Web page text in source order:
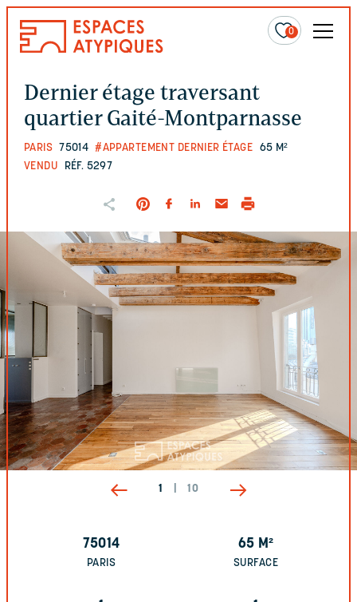
0
Dernier étage traversant
quartier Gaité-Montparnasse
PARIS 75014 #APPARTEMENT DERNIER ÉTAGE 65 M²
VENDU
RÉF. 5297
1 10
75014
PARIS
65 M²
SURFACE